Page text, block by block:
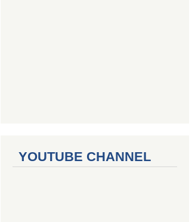
YOUTUBE CHANNEL